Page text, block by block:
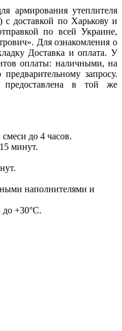
армирования утеплителя
доставкой по Харькову и
по всей Украине,
Для ознакомления о
Доставка и оплата. У
оплаты: наличными, на
запросу.
предоставлена в той же
смеси до 4 часов.
минут.
наполнителями и
до +30°C.